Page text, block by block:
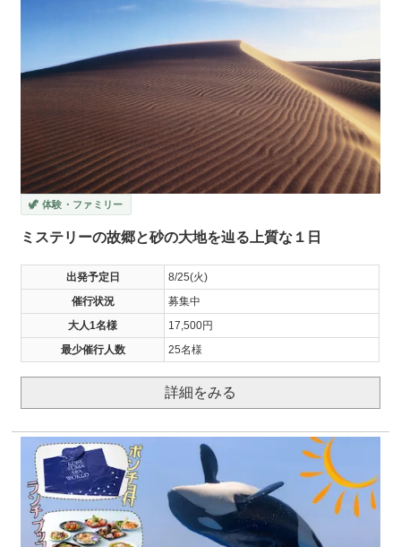
🦖 体験・ファミリー
ミステリーの故郷と砂の大地を辿る上質な１日
出発予定日
8/25(火)
催行状況
募集中
大人1名様
17,500円
最少催行人数
25名様
詳細をみる